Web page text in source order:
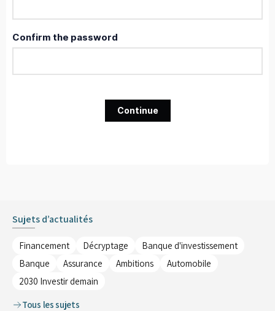
Confirm the password
Continue
Sujets d’actualités
Financement Décryptage
Banque d'investissement
Banque
Assurance Ambitions
Automobile
2030 Investir demain
Tous les sujets